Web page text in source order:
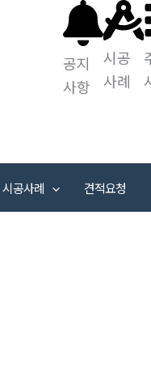
공지
사항
시공
사례
시공사례 견적요청